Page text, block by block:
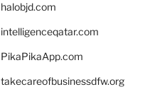
halobjd.com
intelligenceqatar.com
PikaPikaApp.com
takecareofbusinessdfw.org